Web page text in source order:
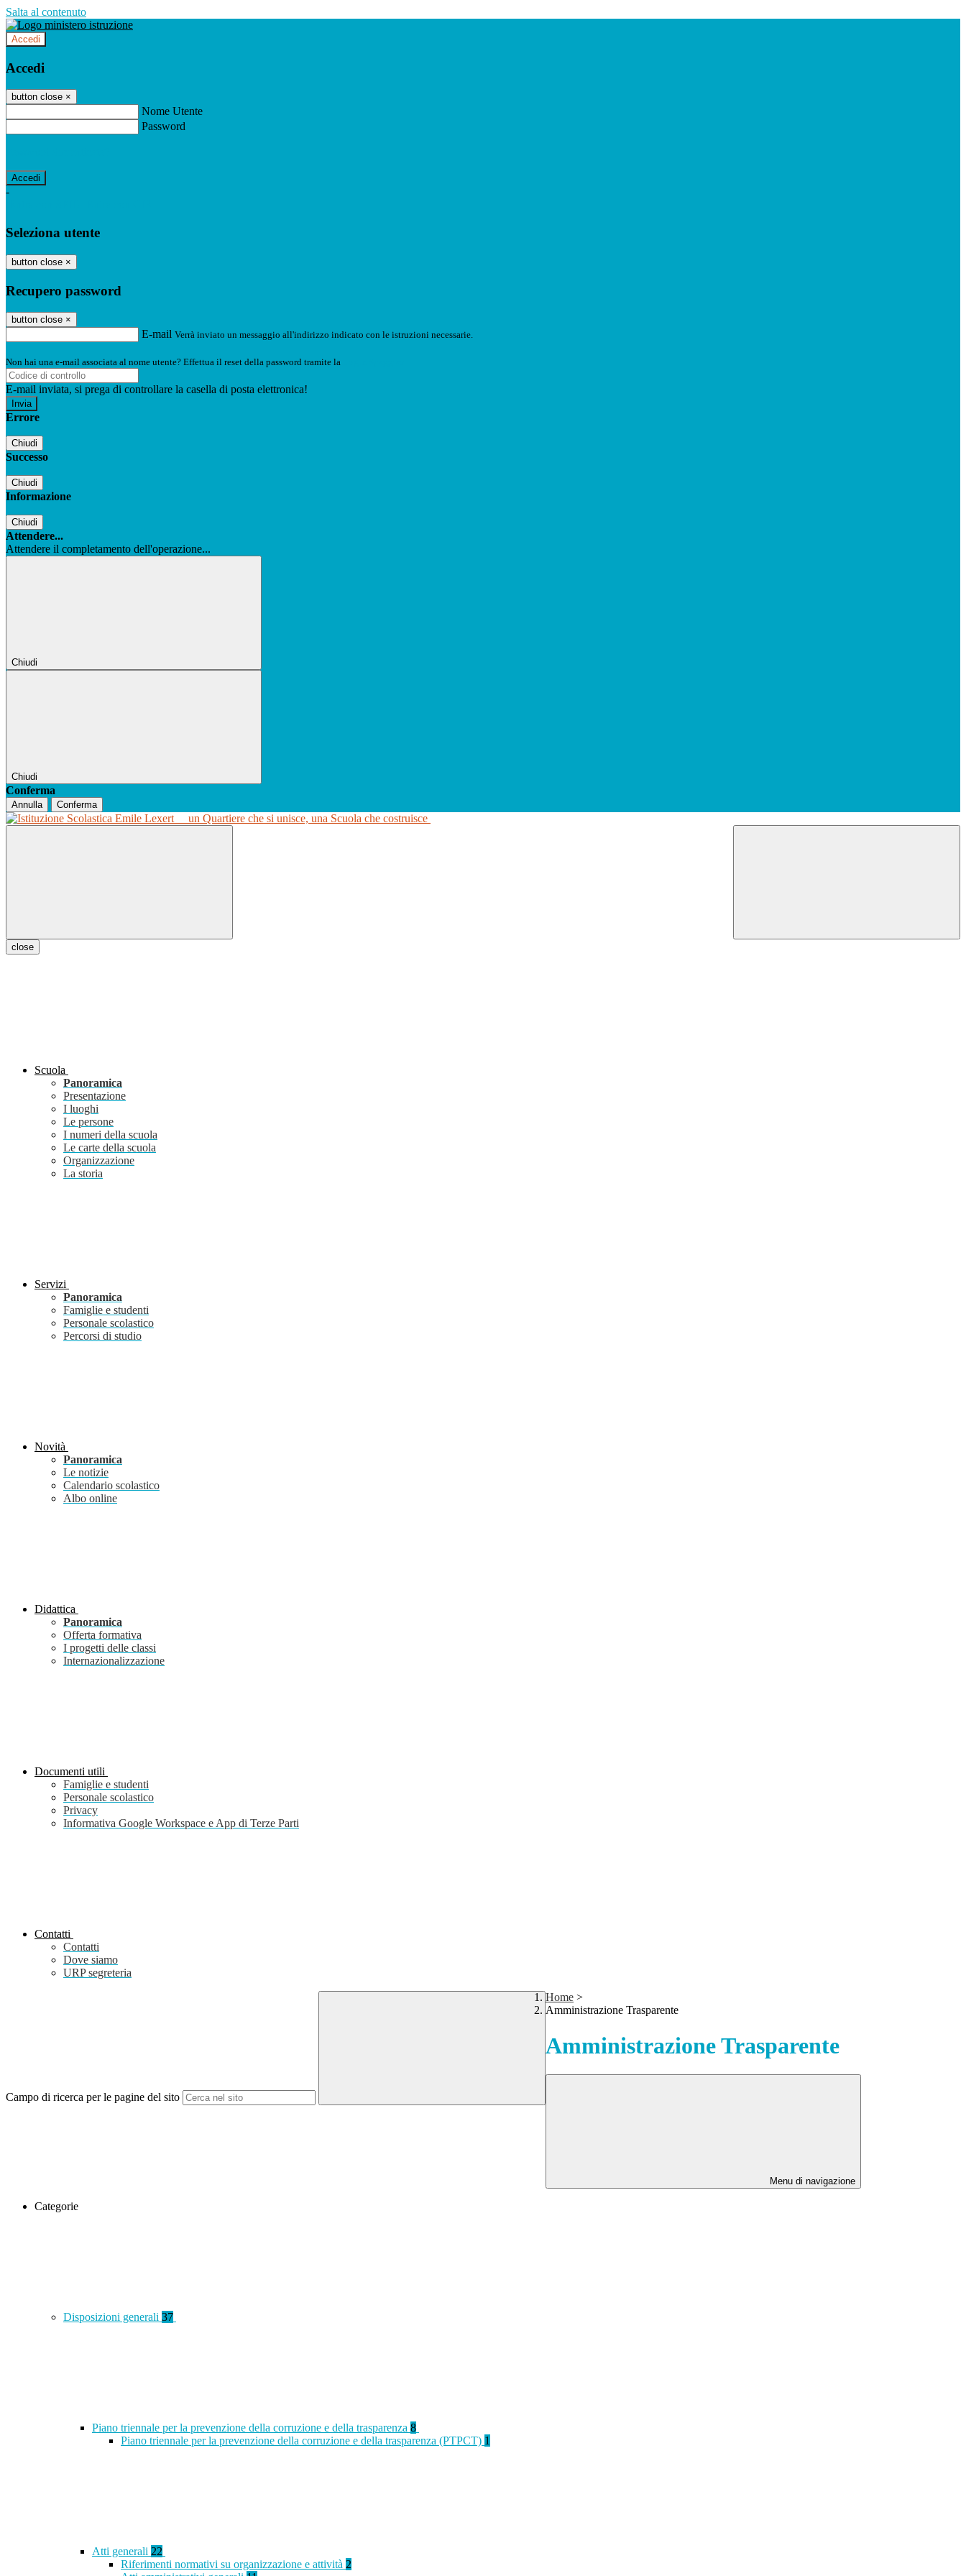
Salta al contenuto
Accedi
Accedi
button close ×
Nome Utente
Password
-
Seleziona utente
button close ×
Recupero password
button close ×
E-mail Verrà inviato un messaggio all'indirizzo indicato con le istruzioni necessarie.
Non hai una e-mail associata al nome utente? Effettua il reset della password tramite la
E-mail inviata, si prega di controllare la casella di posta elettronica!
Errore
Chiudi
Successo
Chiudi
Informazione
Chiudi
Attendere...
Attendere il completamento dell'operazione...
Chiudi
Chiudi
Conferma
Annulla Conferma
un Quartiere che si unisce, una Scuola che costruisce
close
Scuola
Panoramica
Presentazione
I luoghi
Le persone
I numeri della scuola
Le carte della scuola
Organizzazione
La storia
Servizi
Panoramica
Famiglie e studenti
Personale scolastico
Percorsi di studio
Novità
Panoramica
Le notizie
Calendario scolastico
Albo online
Didattica
Panoramica
Offerta formativa
I progetti delle classi
Internazionalizzazione
Documenti utili
Famiglie e studenti
Personale scolastico
Privacy
Informativa Google Workspace e App di Terze Parti
Contatti
Contatti
Dove siamo
URP segreteria
Campo di ricerca per le pagine del sito
Home >
Amministrazione Trasparente
Amministrazione Trasparente
Menu di navigazione
Categorie
Disposizioni generali 37
Piano triennale per la prevenzione della corruzione e della trasparenza 8
Piano triennale per la prevenzione della corruzione e della trasparenza (PTPCT) 1
Atti generali 22
Riferimenti normativi su organizzazione e attività 2